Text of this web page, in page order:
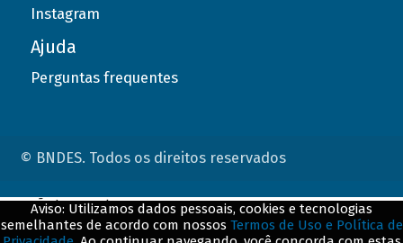
Instagram
Ajuda
Perguntas frequentes
© BNDES. Todos os direitos reservados
Aviso: Utilizamos dados pessoais, cookies e tecnologias
semelhantes de acordo com nossos Termos de Uso e Política de
ConteÃºdo complementar
${title}${badge}